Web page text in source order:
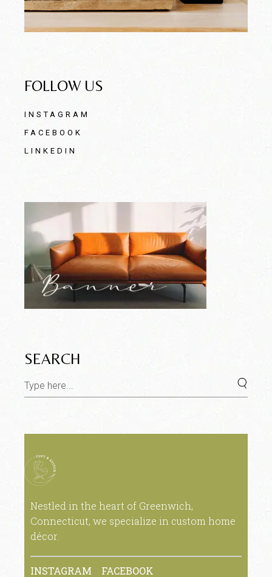
FOLLOW US
INSTAGRAM
FACEBOOK
LINKEDIN
SEARCH
Nestled in the heart of Greenwich,
Connecticut, we specialize in custom home
décor.
INSTAGRAM FACEBOOK